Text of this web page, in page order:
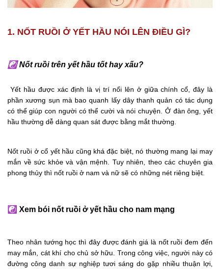
1. NỐT RUỒI Ở YẾT HẦU NÓI LÊN ĐIỀU GÌ?
☯Nốt ruồi trên yết hầu tốt hay xấu?
Yết hầu được xác định là vị trí nổi lên ở giữa chính cổ, đây là
phần xương sụn mà bao quanh lấy dây thanh quản có tác dụng
có thể giúp con người có thể cười và nói chuyện. Ở đàn ông, yết
hầu thường dễ dàng quan sát được bằng mắt thường.
Nốt ruồi ở cổ yết hầu cũng khá đặc biệt, nó thường mang lại may
mắn về sức khỏe và vận mệnh. Tuy nhiên, theo các chuyên gia
phong thủy thì nốt ruồi ở nam và nữ sẽ có những nét riêng biệt.
☯ Xem bói nốt ruồi ở yết hầu cho nam mạng
Theo nhân tướng học thì đây được đánh giá là nốt ruồi đem đến
may mắn, cát khí cho chủ sở hữu. Trong công việc, người này có
đường công danh sự nghiệp tươi sáng do gặp nhiều thuận lợi,